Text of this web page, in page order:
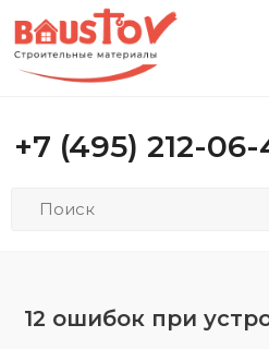
+7 (495) 212-06-
12 ошибок при